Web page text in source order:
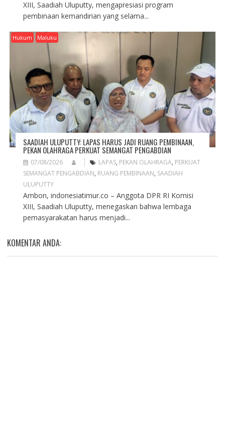
XIII, Saadiah Uluputty, mengapresiasi program
pembinaan kemandirian yang selama...
Hukum Maluku
SAADIAH ULUPUTTY: LAPAS HARUS JADI RUANG PEMBINAAN,
PEKAN OLAHRAGA PERKUAT SEMANGAT PENGABDIAN
07/08/2026 LAPAS, PEKAN OLAHRAGA, PERKUAT
SEMANGAT PENGABDIAN, RUANG PEMBINAAN, SAADIAH
ULUPUTTY
Ambon, indonesiatimur.co – Anggota DPR RI Komisi
XIII, Saadiah Uluputty, menegaskan bahwa lembaga
pemasyarakatan harus menjadi...
KOMENTAR ANDA: